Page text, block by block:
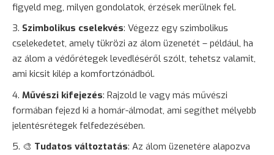
figyeld meg, milyen gondolatok, érzések merülnek fel.
Szimbolikus cselekvés: Végezz egy szimbolikus
cselekedetet, amely tükrözi az álom üzenetét – például, ha
az álom a védőrétegek levedléséről szólt, tehetsz valamit,
ami kicsit kilép a komfortzónádból.
Művészi kifejezés: Rajzold le vagy más művészi
formában fejezd ki a homár-álmodat, ami segíthet mélyebb
jelentésrétegek felfedezésében.
🎨 Tudatos változtatás: Az álom üzenetére alapozva